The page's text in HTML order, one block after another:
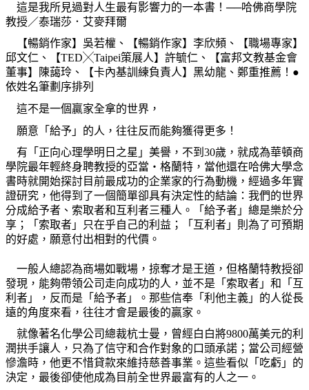
這是我所見過對人生最有影響力的一本書！──哈佛商學院
教授／泰瑞莎．艾麥拜爾
【暢銷作家】吳若權、【暢銷作家】李欣頻、【職場專家】
邱文仁、【TED╳Taipei策展人】許毓仁、【富邦文教基金會
董事】陳藹玲、【卡內基訓練負責人】黑幼龍、鄭重推薦！●
依姓名筆劃序排列
這不是一個贏家全拿的世界，
願意「給予」的人，往往反而能夠獲得更多！
有「正向心理學明日之星」美譽，不到 30歲，就成為華頓商
學院最年輕終身聘教授的亞當‧格蘭特，當他還在哈佛大學念
書時就開始探討目前最成功的企業家的行為動機，經過多年實
證研究，他得到了一個簡單卻具有決定性的結論：我們的世界
分成給予者、索取者和互利者三種人。「給予者」總是樂於分
享；「索取者」只在乎自己的利益；「互利者」則為了可預期
的好處，願意付出相對的代價。
一般人總認為商場如戰場，掠奪才是王道，但格蘭特教授卻
發現，能夠帶領公司走向成功的人，並不是「索取者」和「互
利者」，反而是「給予者」。那些信奉「利他主義」的人從長
遠的角度來看，往往才會是最後的贏家。
就像著名化學公司總裁杭士曼，曾經白白將9800萬美元的利
潤拱手讓人，只為了信守和合作對象的口頭承諾；當公司經營
慘澹時，他更不惜貸款來維持慈善事業。這些看似「吃虧」的
決定，最後卻使他成為目前全世界最富有的人之一。